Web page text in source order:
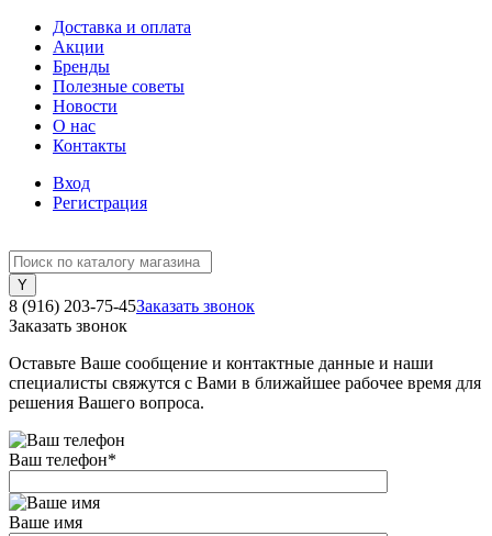
Доставка и оплата
Акции
Бренды
Полезные советы
Новости
О нас
Контакты
Вход
Регистрация
8 (916) 203-75-45Заказать звонок
Заказать звонок
Оставьте Ваше сообщение и контактные данные и наши
специалисты свяжутся с Вами в ближайшее рабочее время для
решения Вашего вопроса.
Ваш телефон*
Ваше имя